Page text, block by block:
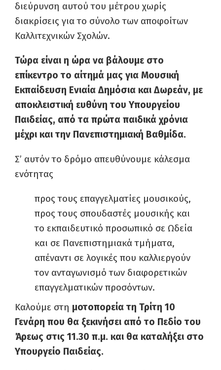
διεύρυνση αυτού του μέτρου χωρίς
διακρίσεις για το σύνολο των αποφοίτων
Καλλιτεχνικών Σχολών.
Τώρα είναι η ώρα να βάλουμε στο
επίκεντρο το αίτημά μας για Μουσική
Εκπαίδευση Ενιαία Δημόσια και Δωρεάν, με
αποκλειστική ευθύνη του Υπουργείου
Παιδείας, από τα πρώτα παιδικά χρόνια
μέχρι και την Πανεπιστημιακή Βαθμίδα.
Σ’ αυτόν το δρόμο απευθύνουμε κάλεσμα
ενότητας
προς τους επαγγελματίες μουσικούς,
προς τους σπουδαστές μουσικής και
το εκπαιδευτικό προσωπικό σε Ωδεία
και σε Πανεπιστημιακά τμήματα,
απέναντι σε λογικές που καλλιεργούν
τον ανταγωνισμό των διαφορετικών
επαγγελματικών προσόντων.
Καλούμε στη μοτοπορεία τη Τρίτη 10
Γενάρη που θα ξεκινήσει από το Πεδίο του
Άρεως στις 11.30 π.μ. και θα καταλήξει στο
Υπουργείο Παιδείας.